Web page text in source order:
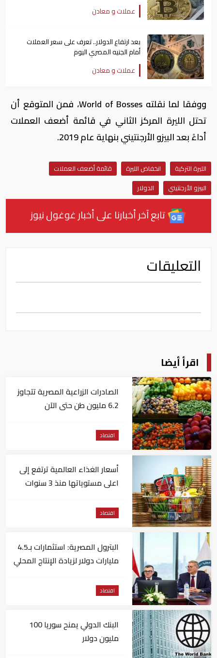
عملات و معادن
بعد ارتفاع الدولار.. تعرف على سعر العملات
أمام الجنيه المصري اليوم
عملات و معادن
ووفقا لما نقلته World of Bosses، فمن المتوقع أن
تحتل الليرة المركز الثاني في قائمة أضعف العملات
أداءً بعد البيزو الأرجنتيني بنهاية عام 2019.
الليرة التركية انخفاض الليرة
قائمة أضعف العملات
البيزو الأرجنتيني
الدولار
تابع آخر أخبارنا على أخبار غوغول نيوز
التعليقات
اقرأ أيضا
الصادرات الزراعية المصرية تتجاوز
6.2 مليون طن حتى الآن
اقتصاد
أسعار الغذاء العالمية ترتفع إلى
اعلى مستوياتها منذ 3 سنوات
اقتصاد
البترول المصرية: استثمارات بـ4.5
مليارات دولار لزيادة الإنتاج المحلي
اقتصاد
البنك الدولي يمنح سوريا 100
مليون دولار